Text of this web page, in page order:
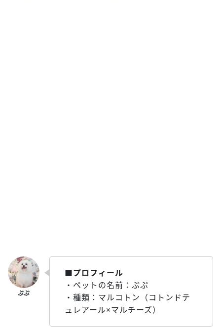
■プロフィール
・ペットの名前：ぷぷ
・種類：マルコトン（コトンドテ
ュレアール×マルチーズ）